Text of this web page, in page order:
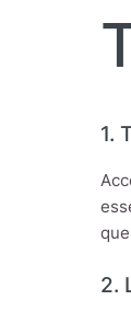
1.
2.